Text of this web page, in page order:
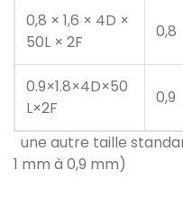
0,8 × 1,6 × 4D ×
50L × 2F
0,8
0.9×1.8×4D×50
L×2F
0,9
une autre taille
1 mm à 0,9 mm)